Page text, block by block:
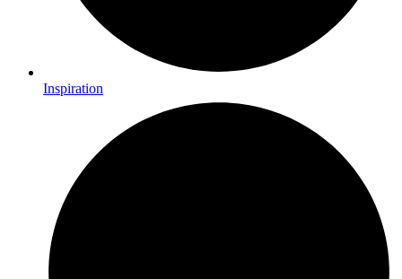
Inspiration